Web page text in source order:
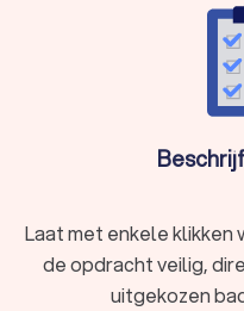
een vlekkeloze afwerking.
nauwkeurig
weet u zeker dat elk detail
plaatsing van tegels tot de
is een badkamer specialist
en zal deze u op de
ontwikkelingen. Zo weet u
Waarom een
installateur
Laat met enkele klikken
de opdracht veilig,
uitgekozen